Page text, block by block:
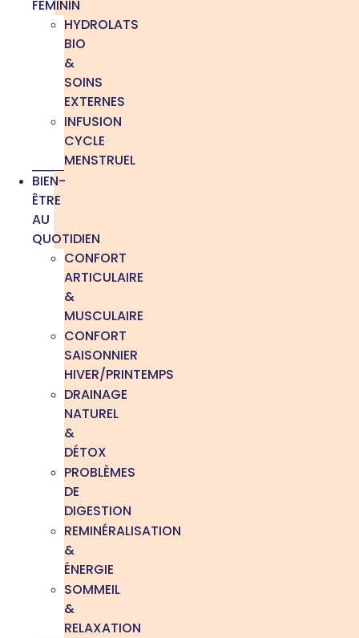
FÉMININ
HYDROLATS
BIO
&
SOINS
EXTERNES
INFUSION
CYCLE
MENSTRUEL
BIEN-
ÊTRE
AU
QUOTIDIEN
CONFORT
ARTICULAIRE
&
MUSCULAIRE
CONFORT
SAISONNIER
HIVER/PRINTEMPS
DRAINAGE
NATUREL
&
DÉTOX
PROBLÈMES
DE
DIGESTION
REMINÉRALISATION
&
ÉNERGIE
SOMMEIL
&
RELAXATION